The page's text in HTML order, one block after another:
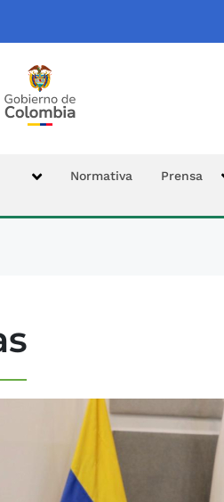
Normativa Prensa